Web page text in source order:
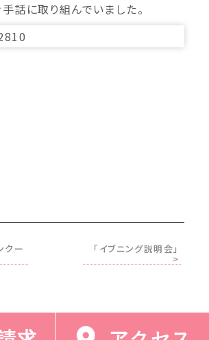
話に取り組んでいました。
クー 「イブニング説明会」
>